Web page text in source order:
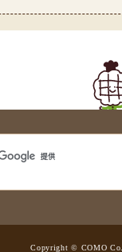
Copyright © COMO